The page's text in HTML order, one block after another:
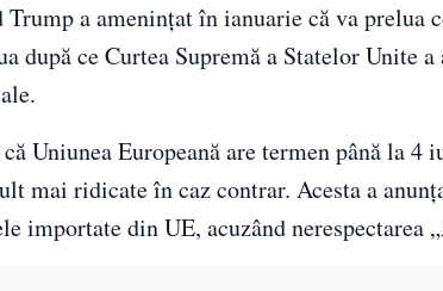
a amenințat în ianuarie că va prelua
după ce Curtea Supremă a Statelor Unite
Uniunea Europeană are termen până la 4
mai ridicate în caz contrar. Acesta a
importate din UE, acuzând nerespectarea